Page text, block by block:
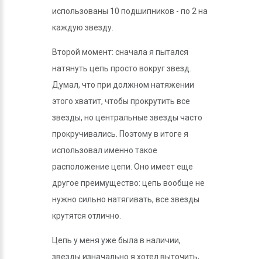
использованы 10 подшипников - по 2 на
каждую звезду.
Второй момент: сначала я пытался
натянуть цепь просто вокруг звезд.
Думал, что при должном натяжении
этого хватит, чтобы прокрутить все
звезды, но центральные звезды часто
прокручивались. Поэтому в итоге я
использовал именно такое
расположение цепи. Оно имеет еще
другое преимущество: цепь вообще не
нужно сильно натягивать, все звезды
крутятся отлично.
Цепь у меня уже была в наличии,
звезды изначально я хотел выточить,